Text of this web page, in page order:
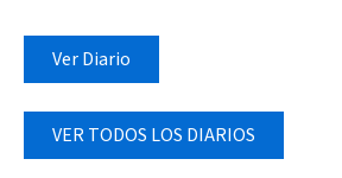
Ver Diario
VER TODOS LOS DIARIOS